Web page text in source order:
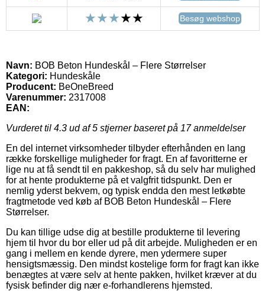
Besøg webshop
Navn: BOB Beton Hundeskål – Flere Størrelser
Kategori: Hundeskåle
Producent: BeOneBreed
Varenummer: 2317008
EAN:
Vurderet til 4.3 ud af 5 stjerner baseret på 17anmeldelser
En del internet virksomheder tilbyder efterhånden en lang
række forskellige muligheder for fragt. En af favoritterne er
lige nu at få sendt til en pakkeshop, så du selv har mulighed
for at hente produkterne på et valgfrit tidspunkt. Den er
nemlig yderst bekvem, og typisk endda den mest letkøbte
fragtmetode ved køb af BOB Beton Hundeskål – Flere
Størrelser.
Du kan tillige udse dig at bestille produkterne til levering
hjem til hvor du bor eller ud på dit arbejde. Muligheden er en
gang i mellem en kende dyrere, men ydermere super
hensigtsmæssig. Den mindst kostelige form for fragt kan ikke
benægtes at være selv at hente pakken, hvilket kræver at du
fysisk befinder dig nær e-forhandlerens hjemsted.